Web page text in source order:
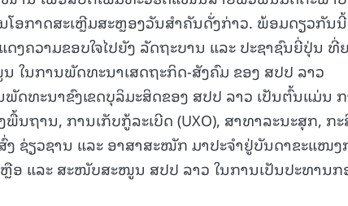
ໂອກາດສະເຫຼີມສະຫຼອງວັນສໍາຄັນດັ່ງກ່າວ. ພ້ອມດຽວກັນ
ຄວາມຂອບໃຈໄປຍັງ ລັດຖະບານ ແລະ ປະຊາຊົນຍີ່ປຸ່ນ ທີ່
ໃນການພັດທະນາເສດຖະກິດ-ສັງຄົມ ຂອງ ສປປ ລາວ
ດທະນາຂົງເຂດບຸລິມະສິດຂອງ ສປປ ລາວ ເປັນຕົ້ນແມ່ນ
ນຖານ, ການເກັບກູ້ລະເບີດ (UXO), ສາທາລະນະສຸກ, ກະ
ຊ່ຽວຊານ ແລະ ອາສາສະໝັກ ມາປະຈໍາຢູ່ບັນດາຂະແໜງ
ອ ແລະ ສະໜັບສະໜູນ ສປປ ລາວ ໃນການເປັນປະທານກ